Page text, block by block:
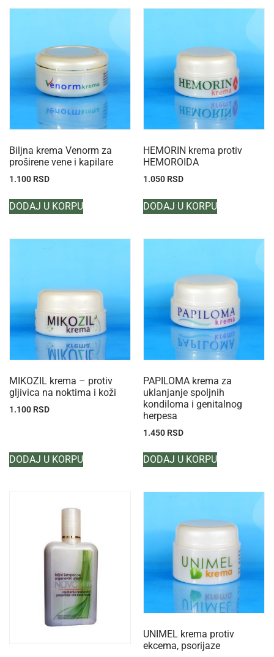
Biljna krema Venorm za
proširene vene i kapilare
1.100 RSD
DODAJ U KORPU
HEMORIN krema protiv
HEMOROIDA
1.050 RSD
DODAJ U KORPU
MIKOZIL krema – protiv
gljivica na noktima i koži
1.100 RSD
DODAJ U KORPU
PAPILOMA krema za
uklanjanje spoljnih
kondiloma i genitalnog
herpesa
1.450 RSD
DODAJ U KORPU
UNIMEL krema protiv
ekcema, psorijaze